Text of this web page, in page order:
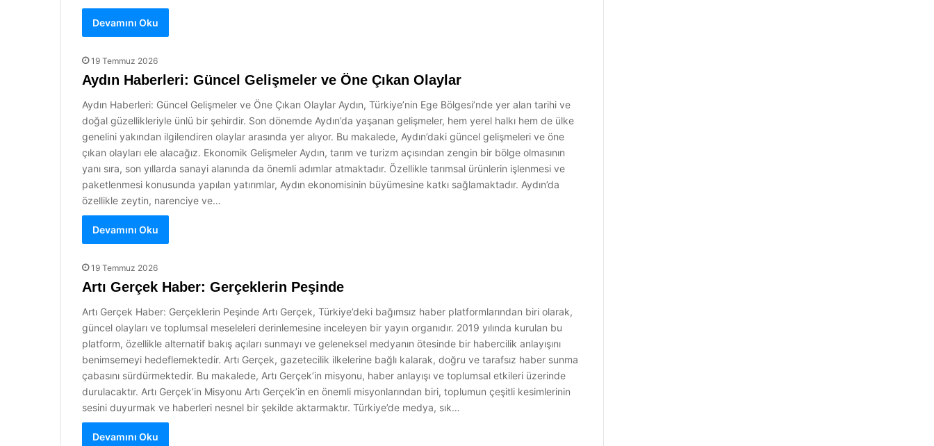
Devamını Oku
19 Temmuz 2026
Aydın Haberleri: Güncel Gelişmeler ve Öne Çıkan Olaylar
Aydın Haberleri: Güncel Gelişmeler ve Öne Çıkan Olaylar Aydın, Türkiye’nin Ege Bölgesi’nde yer alan tarihi ve
doğal güzellikleriyle ünlü bir şehirdir. Son dönemde Aydın’da yaşanan gelişmeler, hem yerel halkı hem de ülke
genelini yakından ilgilendiren olaylar arasında yer alıyor. Bu makalede, Aydın’daki güncel gelişmeleri ve öne
çıkan olayları ele alacağız. Ekonomik Gelişmeler Aydın, tarım ve turizm açısından zengin bir bölge olmasının
yanı sıra, son yıllarda sanayi alanında da önemli adımlar atmaktadır. Özellikle tarımsal ürünlerin işlenmesi ve
paketlenmesi konusunda yapılan yatırımlar, Aydın ekonomisinin büyümesine katkı sağlamaktadır. Aydın’da
özellikle zeytin, narenciye ve…
Devamını Oku
19 Temmuz 2026
Artı Gerçek Haber: Gerçeklerin Peşinde
Artı Gerçek Haber: Gerçeklerin Peşinde Artı Gerçek, Türkiye’deki bağımsız haber platformlarından biri olarak,
güncel olayları ve toplumsal meseleleri derinlemesine inceleyen bir yayın organıdır. 2019 yılında kurulan bu
platform, özellikle alternatif bakış açıları sunmayı ve geleneksel medyanın ötesinde bir habercilik anlayışını
benimsemeyi hedeflemektedir. Artı Gerçek, gazetecilik ilkelerine bağlı kalarak, doğru ve tarafsız haber sunma
çabasını sürdürmektedir. Bu makalede, Artı Gerçek’in misyonu, haber anlayışı ve toplumsal etkileri üzerinde
durulacaktır. Artı Gerçek’in Misyonu Artı Gerçek’in en önemli misyonlarından biri, toplumun çeşitli kesimlerinin
sesini duyurmak ve haberleri nesnel bir şekilde aktarmaktır. Türkiye’de medya, sık…
Devamını Oku